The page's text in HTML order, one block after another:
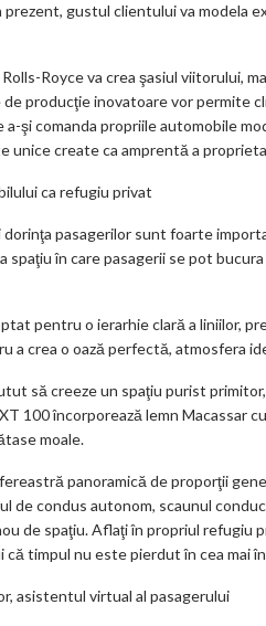
gustul clientului va modela
Royce va crea şasiul viitorului,
producţie inovatoare vor permite
a-şi comanda propriile automobile
unice create ca amprentă a
ca refugiu privat
pasagerilor sunt foarte
spaţiu în care pasagerii se pot
pentru o ierarhie clară a liniilor,
a crea o oază perfectă, atmosfera
să creeze un spaţiu purist
100 încorporează lemn Macassar
moale.
panoramică de proporţii
de condus autonom, scaunul
de spaţiu. Aflaţi în propriul refugiu
timpul nu este pierdut în cea mai
asistentul virtual al pasagerului